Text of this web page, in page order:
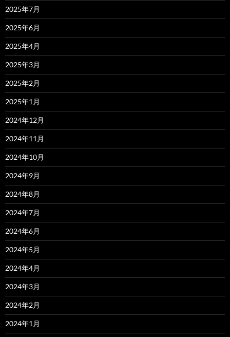
2025年7月
2025年6月
2025年4月
2025年3月
2025年2月
2025年1月
2024年12月
2024年11月
2024年10月
2024年9月
2024年8月
2024年7月
2024年6月
2024年5月
2024年4月
2024年3月
2024年2月
2024年1月